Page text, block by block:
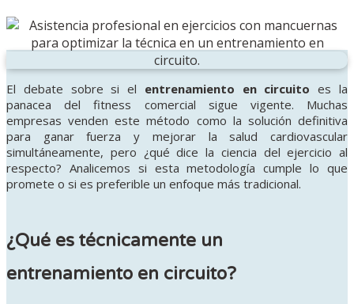
El debate sobre si el entrenamiento en circuito es la
panacea del fitness comercial sigue vigente. Muchas
empresas venden este método como la solución definitiva
para ganar fuerza y mejorar la salud cardiovascular
simultáneamente, pero ¿qué dice la ciencia del ejercicio al
respecto? Analicemos si esta metodología cumple lo que
promete o si es preferible un enfoque más tradicional.
¿Qué es técnicamente un
entrenamiento en circuito?